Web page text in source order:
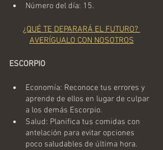
Número del día: 15.
¿QUÉ TE DEPARARÁ EL FUTURO?
AVERÍGUALO CON NOSOTROS
ESCORPIO
Economía: Reconoce tus errores y
aprende de ellos en lugar de culpar
a los demás Escorpio.
Salud: Planifica tus comidas con
antelación para evitar opciones
poco saludables de última hora.